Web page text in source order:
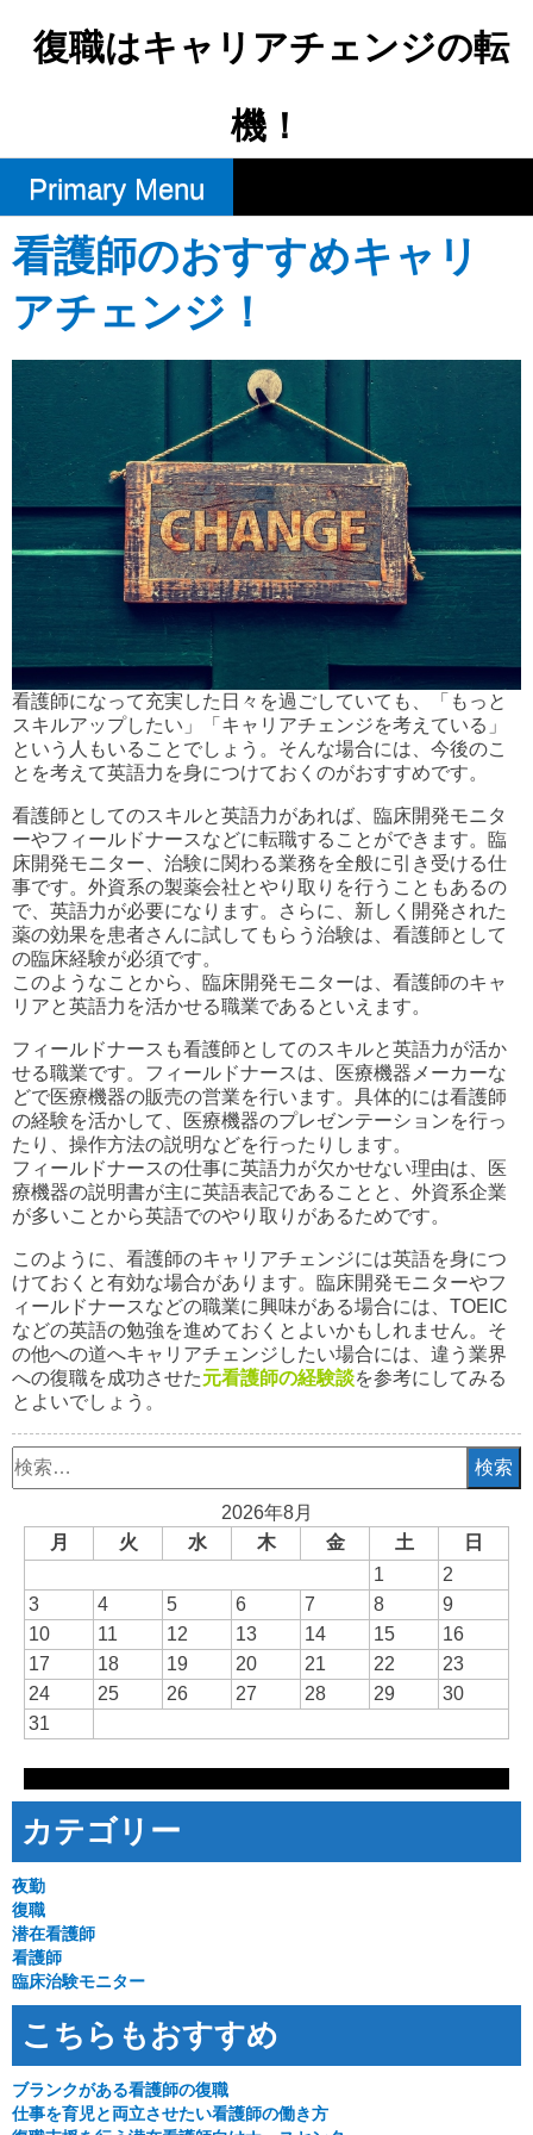
content復職はキャリアチェンジの転
機！
Primary Menu
看護師のおすすめキャリ
アチェンジ！
看護師になって充実した日々を過ごしていても、「もっと
スキルアップしたい」「キャリアチェンジを考えている」
という人もいることでしょう。そんな場合には、今後のこ
とを考えて英語力を身につけておくのがおすすめです。
看護師としてのスキルと英語力があれば、臨床開発モニタ
ーやフィールドナースなどに転職することができます。臨
床開発モニター、治験に関わる業務を全般に引き受ける仕
事です。外資系の製薬会社とやり取りを行うこともあるの
で、英語力が必要になります。さらに、新しく開発された
薬の効果を患者さんに試してもらう治験は、看護師として
の臨床経験が必須です。
このようなことから、臨床開発モニターは、看護師のキャ
リアと英語力を活かせる職業であるといえます。
フィールドナースも看護師としてのスキルと英語力が活か
せる職業です。フィールドナースは、医療機器メーカーな
どで医療機器の販売の営業を行います。具体的には看護師
の経験を活かして、医療機器のプレゼンテーションを行っ
たり、操作方法の説明などを行ったりします。
フィールドナースの仕事に英語力が欠かせない理由は、医
療機器の説明書が主に英語表記であることと、外資系企業
が多いことから英語でのやり取りがあるためです。
このように、看護師のキャリアチェンジには英語を身につ
けておくと有効な場合があります。臨床開発モニターやフ
ィールドナースなどの職業に興味がある場合には、TOEIC
などの英語の勉強を進めておくとよいかもしれません。そ
の他への道へキャリアチェンジしたい場合には、違う業界
への復職を成功させた元看護師の経験談を参考にしてみる
とよいでしょう。
検
索:
2026年8月
月
火 水 木 金 土
日
1
2
3
4 5 6 7 8
9
10
11 12 13 14 15
16
17
18 19 20 21 22
23
24
25 26 27 28 29
30
31
カテゴリー
夜勤
復職
潜在看護師
看護師
臨床治験モニター
こちらもおすすめ
ブランクがある看護師の復職
仕事を育児と両立させたい看護師の働き方